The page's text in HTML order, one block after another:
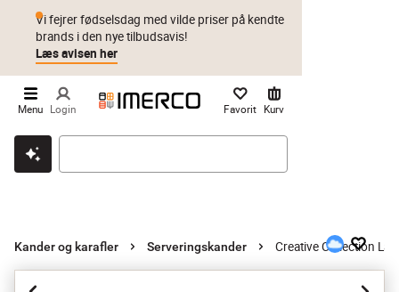
Klik & hent Byt i 1 år Prismatch
Vi fejrer fødselsdag med vilde priser på kendte
brands i den nye tilbudsavis!
Læs avisen her
Menu Login Favorit Kurv
Kander og karafler Serveringskander Creative Collection